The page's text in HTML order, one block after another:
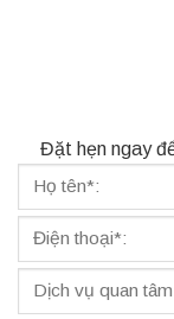
Đặt hẹn ngay